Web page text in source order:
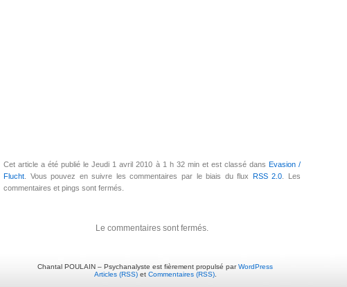
Cet article a été publié le Jeudi 1 avril 2010 à 1 h 32 min et est classé dans Evasion /
Flucht . Vous pouvez en suivre les commentaires par le biais du flux RSS 2.0 . Les
commentaires et pings sont fermés.
Le commentaires sont fermés.
Chantal POULAIN – Psychanalyste est fièrement propulsé parWordPress
Articles (RSS)et Commentaires (RSS).